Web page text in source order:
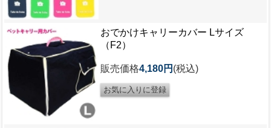
おでかけキャリーカバー Lサイズ
（F2）
販売価格4,180円 (税込)